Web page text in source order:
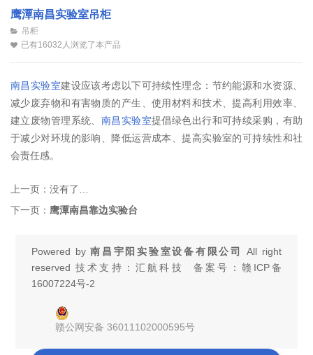
鹰潭南昌实验室吊柜
吊柜
已有16032人浏览了本产品
南昌实验室建设应该考虑以下可持续性理念：节约能源和水资源、
减少废弃物和有害物质的产生、使用材料和技术、提高利用效率、
建立废物管理系统、 南昌实验室提倡绿色出行和可持续采购，有助
于减少对环境的影响、降低运营成本、提高实验室的可持续性和社
会责任感。
上一页： 没有了…
下一页： 鹰潭南昌靠边实验台
Powered by南昌宇阳实验室设备有限公司
All right
reserved 技术支持：汇航科技 备案号： 赣ICP备
16007224号-2
赣公网安备 36011102000595号